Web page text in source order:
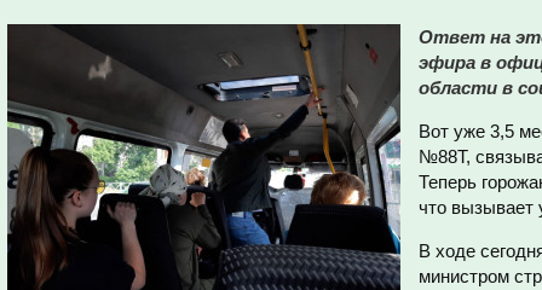
Ответ на
эфира в
области в
Вот уже 3,5
№88Т,
Теперь
что вызывает
В ходе
министром